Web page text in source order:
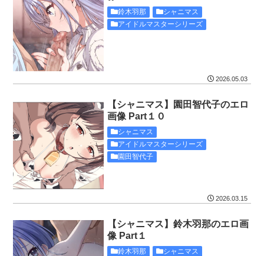
鈴木羽那
シャニマス
アイドルマスターシリーズ
2026.05.03
【シャニマス】園田智代子のエロ
画像 Part１０
シャニマス
アイドルマスターシリーズ
園田智代子
2026.03.15
【シャニマス】鈴木羽那のエロ画
像 Part１
鈴木羽那
シャニマス